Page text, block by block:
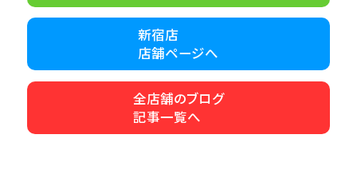
新宿店
店舗ページへ
全店舗のブログ
記事一覧へ